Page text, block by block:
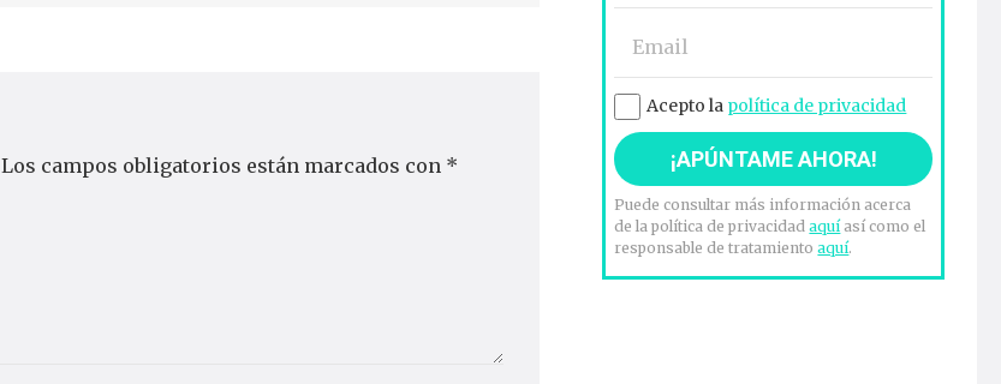
Los campos obligatorios están marcados con *
Acepto la política de privacidad
Puede consultar más información acerca
de la política de privacidadaquíasí como el
responsable de tratamientoaquí.